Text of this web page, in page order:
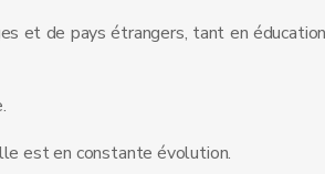
et de pays étrangers, tant en
est en constante évolution.